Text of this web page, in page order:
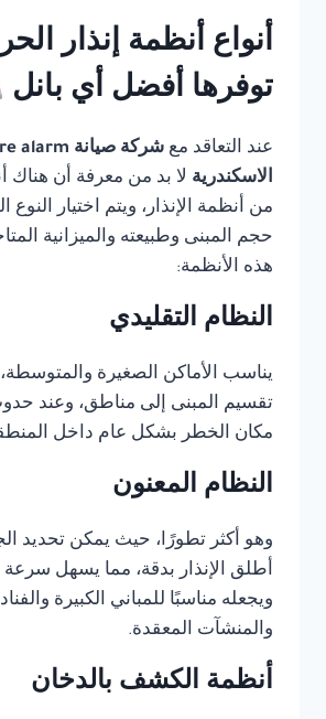
أنواع أنظمة إنذار
توفرها أفضل أي بانل
عند التعاقد مع
الاسكندرية لا بد من معرفة أن هناك
من أنظمة الإنذار، ويتم اختيار
حجم المبنى وطبيعته والميزانية
هذه الأنظمة:
النظام التقليدي
يناسب الأماكن الصغيرة والمتوسطة،
تقسيم المبنى إلى مناطق، وعند
مكان الخطر بشكل عام داخل
النظام المعنون
وهو أكثر تطورًا، حيث يمكن تحديد
أطلق الإنذار بدقة، مما يسهل سرعة
ويجعله مناسبًا للمباني الكبيرة
والمنشآت المعقدة.
أنظمة الكشف بالدخان